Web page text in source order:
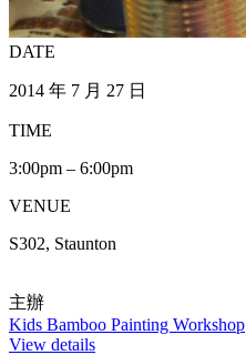
DATE
2014 年 7 月 27 日
TIME
3:00pm – 6:00pm
VENUE
S302, Staunton
主辦
Kids Bamboo Painting Workshop
View details